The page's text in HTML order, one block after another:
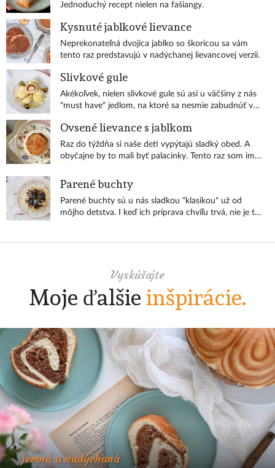
Jednoduchý recept nielen na fašiangy.
Kysnuté jablkové lievance
Neprekonateľná dvojica jablko so škoricou sa vám
tento raz predstavujú v nadýchanej lievancovej verzii.
Slivkové gule
Akékoľvek, nielen slivkové gule sú asi u väčšiny z nás
"must have" jedlom, na ktoré sa nesmie zabudnúť v
Ovsené lievance s jablkom
Raz do týždňa si naše deti vypýtajú sladký obed. A
obyčajne by to mali byť palacinky. Tento raz som im
dodá sladkosť, preto pridávať do nich cukor je úplne
Parené buchty
Parené buchty sú u nás sladkou "klasikou" už od
môjho detstva. I keď ich príprava chvíľu trvá, nie je to
Vyskúšajte
Moje ďalšie inšpirácie.
jemná a nadýchaná